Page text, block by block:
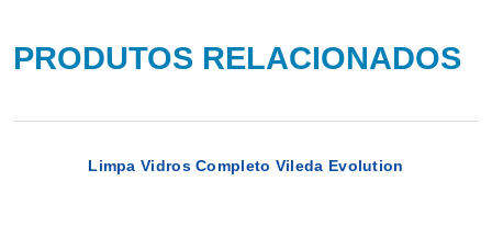
PRODUTOS RELACIONADOS
Limpa Vidros Completo Vileda Evolution